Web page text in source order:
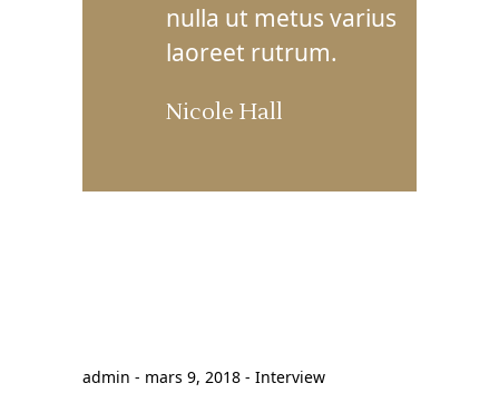
nulla ut metus varius
laoreet rutrum.
Nicole Hall
admin mars 9, 2018 Interview